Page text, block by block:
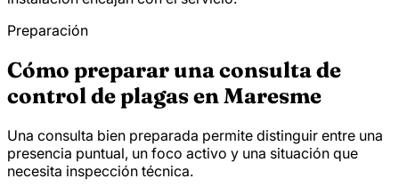
Preparación
Cómo preparar una consulta de
control de plagas en Maresme
Una consulta bien preparada permite distinguir entre una
presencia puntual, un foco activo y una situación que
necesita inspección técnica.